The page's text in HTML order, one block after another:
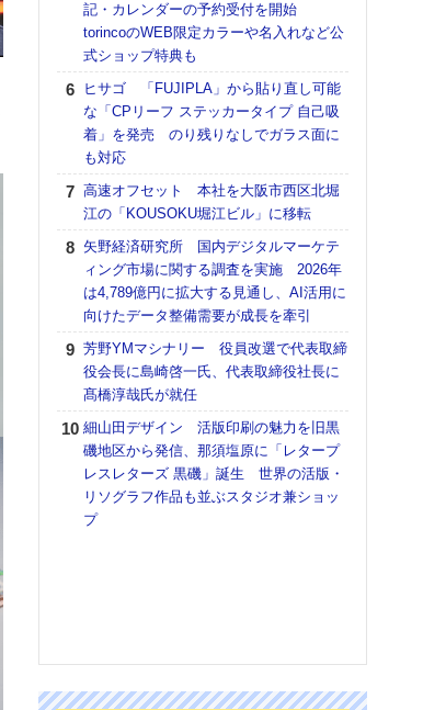
記・カレンダーの予約受付を開始
torincoのWEB限定カラーや名入れなど公
式ショップ特典も
ヒサゴ 「FUJIPLA」から貼り直し可能
な「CPリーフ ステッカータイプ 自己吸
着」を発売 のり残りなしでガラス面に
も対応
高速オフセット 本社を大阪市西区北堀
江の「KOUSOKU堀江ビル」に移転
矢野経済研究所 国内デジタルマーケテ
ィング市場に関する調査を実施 2026年
は4,789億円に拡大する見通し、AI活用に
向けたデータ整備需要が成長を牽引
芳野YMマシナリー 役員改選で代表取締
役会長に島崎啓一氏、代表取締役社長に
髙橋淳哉氏が就任
細山田デザイン 活版印刷の魅力を旧黒
磯地区から発信、那須塩原に「レタープ
レスレターズ 黒磯」誕生 世界の活版・
リソグラフ作品も並ぶスタジオ兼ショッ
プ